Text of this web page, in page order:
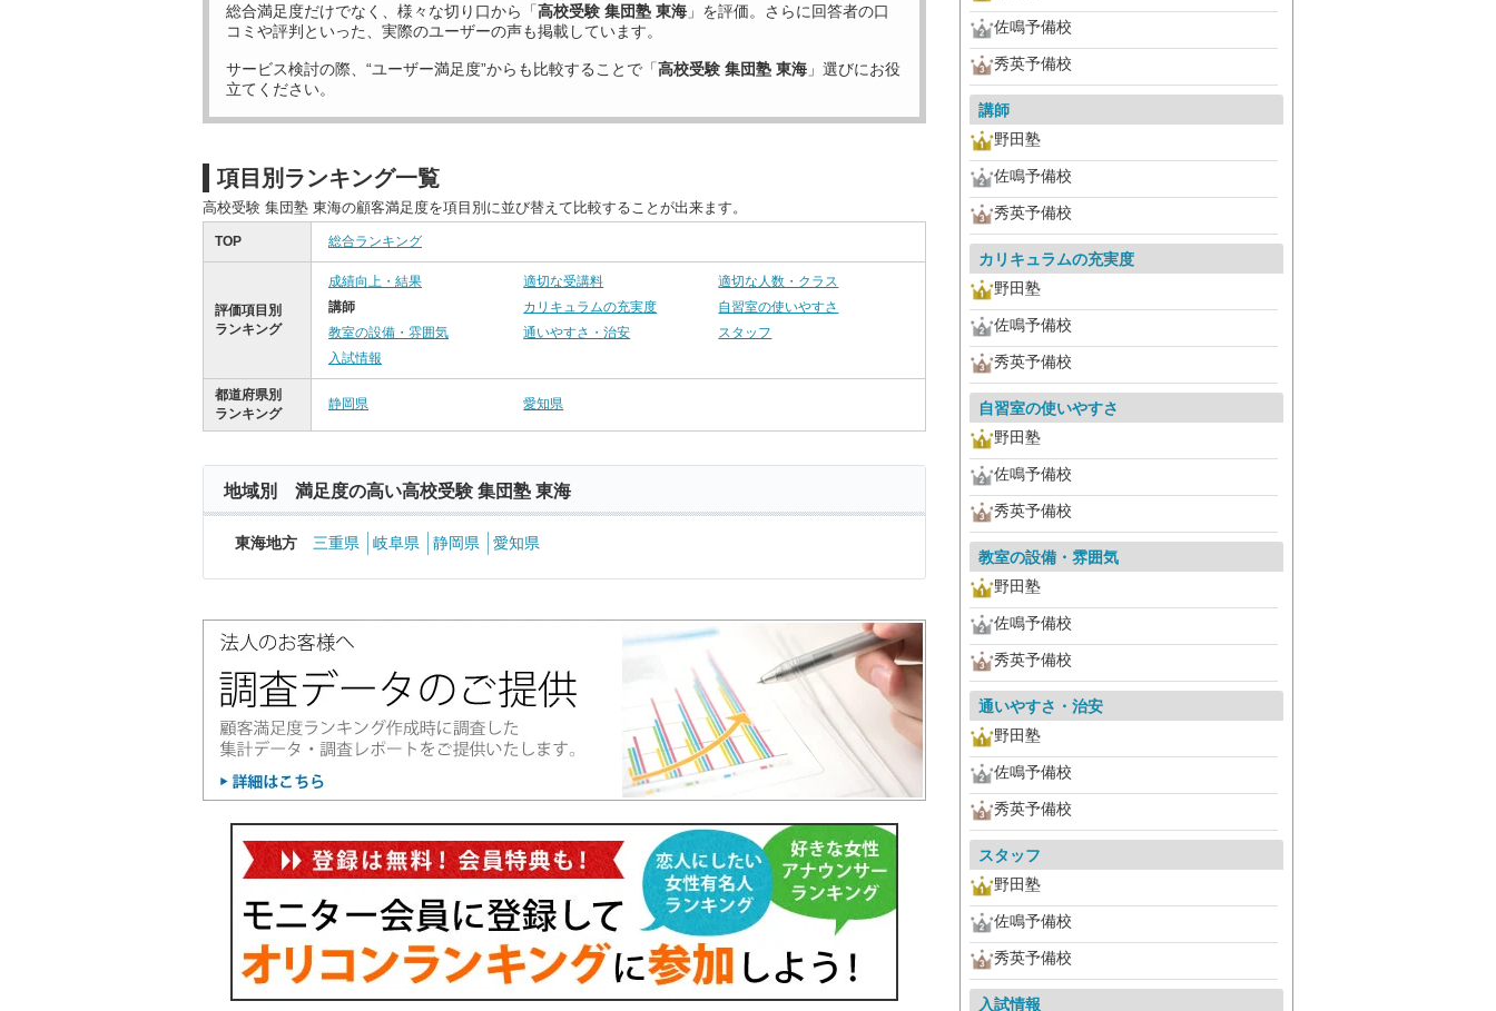
総合満足度だけでなく、様々な切り口から「高校受験 集団塾 東海 」を評価。さらに回答者の口
コミや評判といった、実際のユーザーの声も掲載しています。
サービス検討の際、“ユーザー満足度”からも比較することで「高校受験 集団塾 東海 」選びにお役
立てください。
項目別ランキング一覧
高校受験 集団塾 東海の顧客満足度を項目別に並び替えて比較することが出来ます。
TOP 総合ランキング
評価項目別
ランキング
成績向上・結果 適切な受講料
適切な人数・クラス
講師
カリキュラムの充実度
自習室の使いやすさ
教室の設備・雰囲気
通いやすさ・治安
スタッフ
入試情報
都道府県別
ランキング
静岡県 愛知県
地域別 満足度の高い高校受験 集団塾 東海
東海地方 三重県 岐阜県 静岡県 愛知県
佐鳴予備校
秀英予備校
講師
野田塾
佐鳴予備校
秀英予備校
カリキュラムの充実度
野田塾
佐鳴予備校
秀英予備校
自習室の使いやすさ
野田塾
佐鳴予備校
秀英予備校
教室の設備・雰囲気
野田塾
佐鳴予備校
秀英予備校
通いやすさ・治安
野田塾
佐鳴予備校
秀英予備校
スタッフ
野田塾
佐鳴予備校
秀英予備校
入試情報